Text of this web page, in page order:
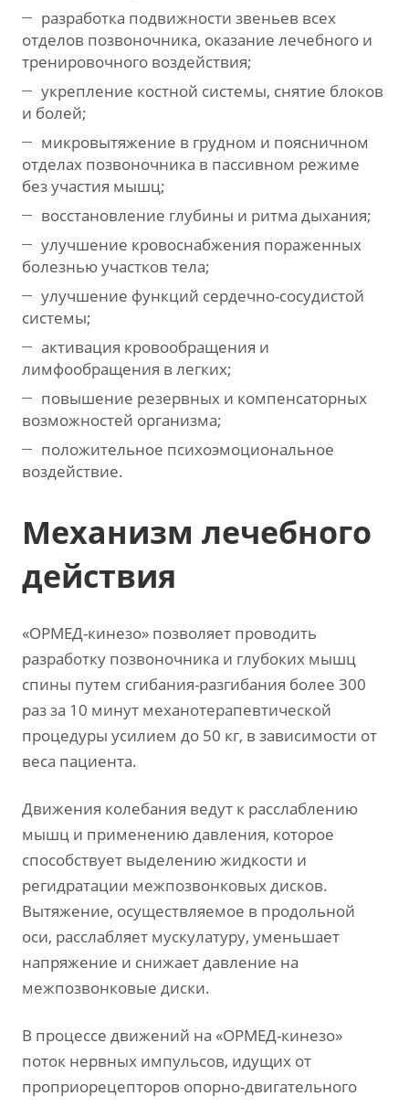
разработка подвижности звеньев всех
отделов позвоночника, оказание лечебного и
тренировочного воздействия;
укрепление костной системы, снятие блоков
и болей;
микровытяжение в грудном и поясничном
отделах позвоночника в пассивном режиме
без участия мышц;
восстановление глубины и ритма дыхания;
улучшение кровоснабжения пораженных
болезнью участков тела;
улучшение функций сердечно-сосудистой
системы;
активация кровообращения и
лимфообращения в легких;
повышение резервных и компенсаторных
возможностей организма;
положительное психоэмоциональное
воздействие.
Механизм лечебного
действия
«ОРМЕД-кинезо» позволяет проводить
разработку позвоночника и глубоких мышц
спины путем сгибания-разгибания более 300
раз за 10 минут механотерапевтической
процедуры усилием до 50 кг, в зависимости от
веса пациента.
Движения колебания ведут к расслаблению
мышц и применению давления, которое
способствует выделению жидкости и
регидратации межпозвонковых дисков.
Вытяжение, осуществляемое в продольной
оси, расслабляет мускулатуру, уменьшает
напряжение и снижает давление на
межпозвонковые диски.
В процессе движений на «ОРМЕД-кинезо»
поток нервных импульсов, идущих от
проприорецепторов опорно-двигательного